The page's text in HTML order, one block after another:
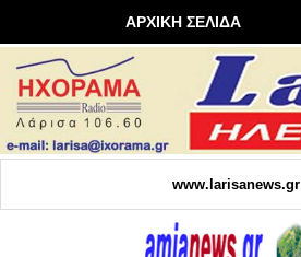
ΑΡΧΙΚΗ ΣΕΛΙΔΑ
www.larisanews.gr